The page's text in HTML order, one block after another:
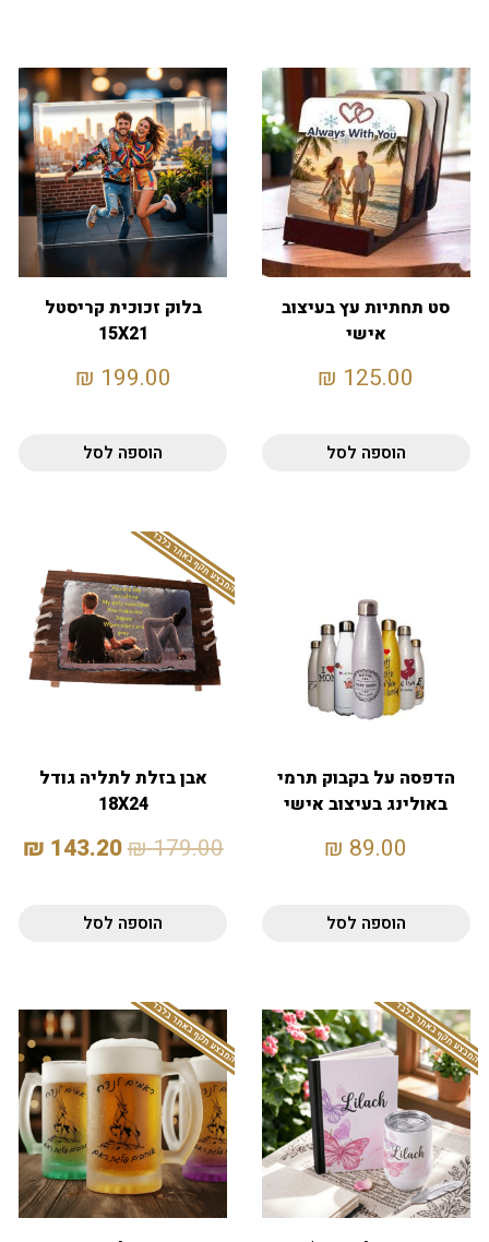
סט תחתיות עץ בעיצוב
אישי
125.00
₪
הוספה לסל
בלוק זכוכית קריסטל
15X21
199.00
₪
הוספה לסל
הדפסה על בקבוק תרמי
באולינג בעיצוב אישי
89.00
₪
הוספה לסל
המבצע תקף באתר בלבד
אבן בזלת לתליה גודל
18X24
179.00
₪
143.20
₪
הוספה לסל
המבצע תקף באתר בלבד המבצע תקף באתר בלבד